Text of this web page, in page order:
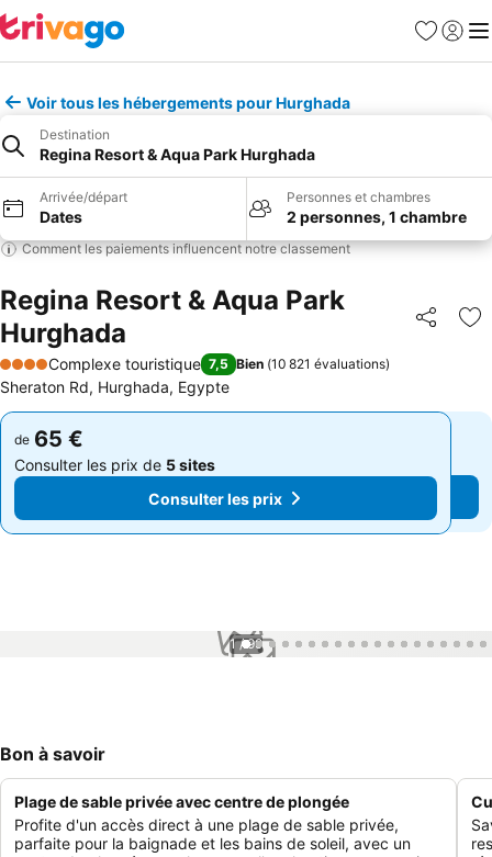
Favoris
Se
Voir tous les hébergements pour Hurghada
Destination
Regina Resort & Aqua Park Hurghada
Arrivée/départ
Dates
Personnes et chambres
2 personnes, 1 chambre
Comment les paiements influencent notre classement
Regina Resort & Aqua Park
Hurghada
Partager
4 Étoiles
Complexe touristique 7,5 Bien (10 821 évaluations)
Sheraton Rd, Hurghada, Egypte
de 65 €
Consulter les prix de 5 sites
Consulter les prix
de 65 €
Consulter les prix de 5 sites
Consulter les prix
1 / 99
Bon à savoir
Plage de sable privée avec centre de plongée
Profite d'un accès direct à une plage de sable privée,
parfaite pour la baignade et les bains de soleil, avec un